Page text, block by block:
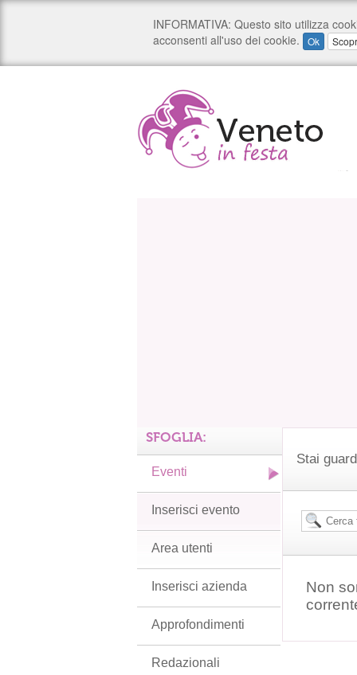
Stai
Non
SFOGLIA:
Eventi
Inserisci evento
Area utenti
Inserisci azienda
Approfondimenti
Redazionali